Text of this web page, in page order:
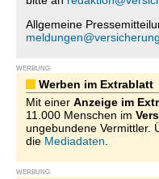
Allgemeine
WERBUNG
Werben im Extrablatt
Mit einer Anzeige im
11.000 Menschen im
ungebundene Vermittler.
die Mediadaten
WERBUNG